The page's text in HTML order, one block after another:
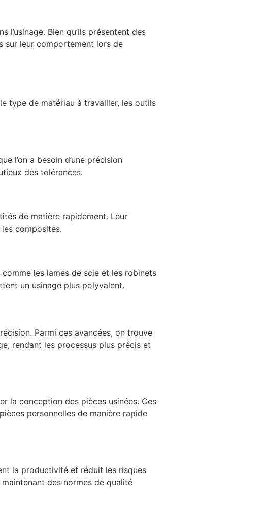
l’usinage. Bien qu’ils présentent des
sur leur comportement lors de
type de matériau à travailler, les outils
l’on a besoin d’une précision
des tolérances.
de matière rapidement. Leur
composites.
comme les lames de scie et les robinets
un usinage plus polyvalent.
Parmi ces avancées, on trouve
rendant les processus plus précis et
la conception des pièces usinées. Ces
personnelles de manière rapide
la productivité et réduit les risques
des normes de qualité